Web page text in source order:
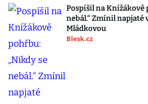
Pospíšil na Knížákově
nebál.“ Zmínil napjaté
Mládkovou
Blesk.cz